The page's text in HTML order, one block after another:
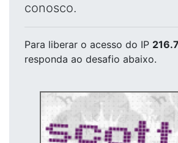
conosco.
Para liberar o acesso do IP
responda ao desafio abaixo.